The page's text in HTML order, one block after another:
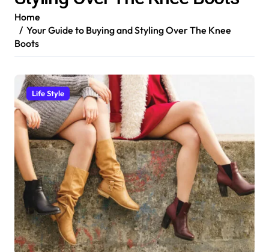
Home
Your Guide to Buying and Styling Over The Knee
Boots
Life Style